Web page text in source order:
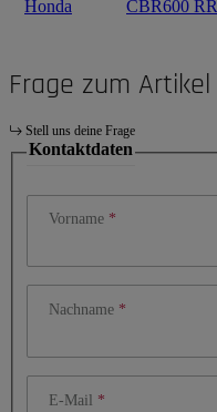
Honda CBR600 RR
Frage zum Artikel
Stell uns deine Frage
Kontaktdaten
Vorname
Nachname
E-Mail